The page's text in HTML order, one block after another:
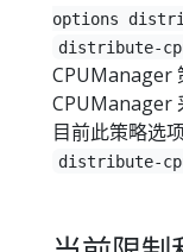
options
distribute-
CPUManager
CPUManager
目前此策略选
distribute-